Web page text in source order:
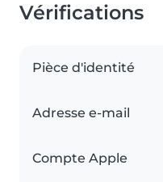
Vérifications
Pièce d'identité
Adresse e-mail
Compte Apple